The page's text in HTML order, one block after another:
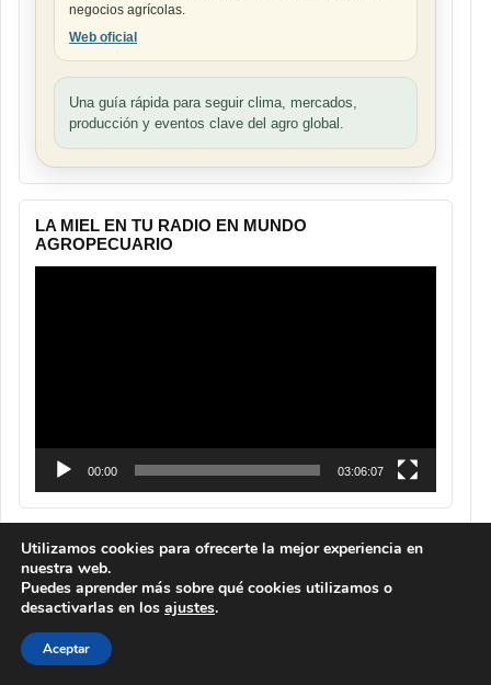
negocios agrícolas.
Web oficial
Una guía rápida para seguir clima, mercados,
producción y eventos clave del agro global.
LA MIEL EN TU RADIO EN MUNDO
AGROPECUARIO
00:00 03:06:07
Utilizamos cookies para ofrecerte la mejor experiencia en
nuestra web.
Puedes aprender más sobre qué cookies utilizamos o
desactivarlas en los ajustes.
Aceptar